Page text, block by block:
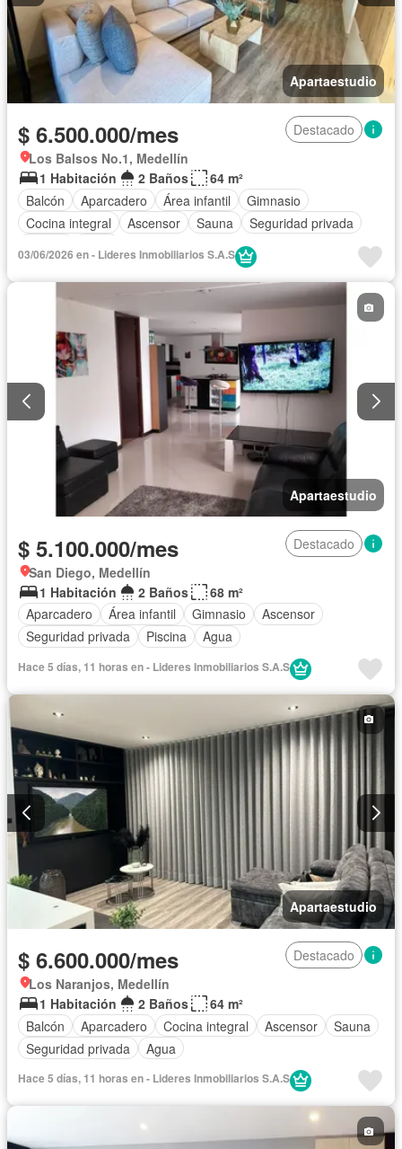
Apartaestudio
$ 6.500.000/mes
Destacado
Los Balsos No.1, Medellín
1 Habitación
2 Baños
64 m²
Balcón
Aparcadero Área infantil
Gimnasio
Cocina integral
Ascensor Sauna
Seguridad privada
03/06/2026 en - Lideres Inmobiliarios S.A.S
Apartaestudio
$ 5.100.000/mes
Destacado
San Diego, Medellín
1 Habitación
2 Baños
68 m²
Aparcadero
Área infantil Gimnasio
Ascensor
Seguridad privada
Piscina Agua
Hace 5 días, 11 horas en - Lideres Inmobiliarios S.A.S
Apartaestudio
$ 6.600.000/mes
Destacado
Los Naranjos, Medellín
1 Habitación
2 Baños
64 m²
Balcón
Aparcadero Cocina integral Ascensor
Sauna
Seguridad privada
Agua
Hace 5 días, 11 horas en - Lideres Inmobiliarios S.A.S